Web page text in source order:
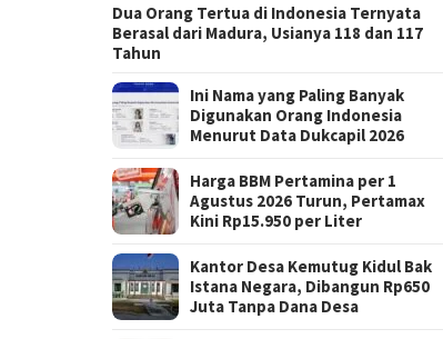
Dua Orang Tertua di Indonesia Ternyata
Berasal dari Madura, Usianya 118 dan 117
Tahun
Ini Nama yang Paling Banyak
Digunakan Orang Indonesia
Menurut Data Dukcapil 2026
Harga BBM Pertamina per 1
Agustus 2026 Turun, Pertamax
Kini Rp15.950 per Liter
Kantor Desa Kemutug Kidul Bak
Istana Negara, Dibangun Rp650
Juta Tanpa Dana Desa